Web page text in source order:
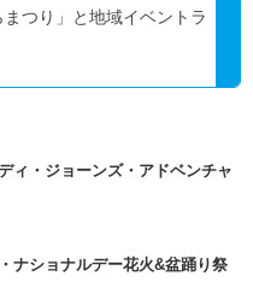
つり」と地域イベントラ
ィ・ジョーンズ・アドベンチャ
ナショナルデー花火&盆踊り祭